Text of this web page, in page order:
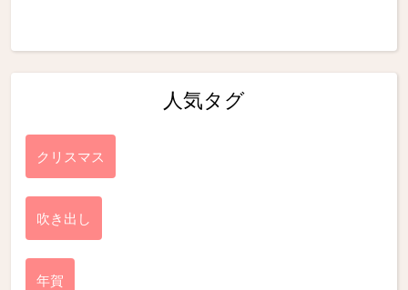
人気タグ
クリスマス
吹き出し
年賀